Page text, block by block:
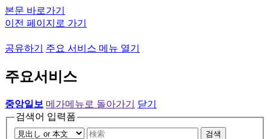
본문 바로가기
이전 페이지로 가기
공유하기 주요 서비스 메뉴 열기
주요서비스
중앙일보 메가메뉴로 돌아가기
닫기
검색어 입력폼
검색